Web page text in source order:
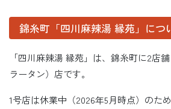
錦糸町「四川麻辣湯 縁苑」につ
「四川麻辣湯 縁苑」は、錦糸町に2店
ラータン）店です。
1号店は休業中（2026年5月時点）のた